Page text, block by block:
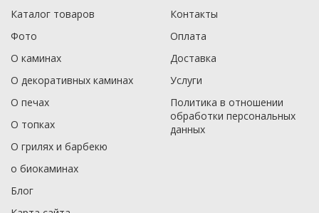
Каталог товаров
Фото
О каминах
О декоративных каминах
О печах
О топках
О грилях и барбекю
о биокаминах
Блог
Контакты
Оплата
Доставка
Услуги
Политика в отношении
обработки персональных
данныx